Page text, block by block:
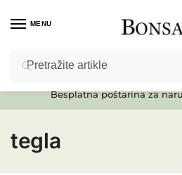
MENU
Ulaz u E-
Besplatna poštarina za
tegla